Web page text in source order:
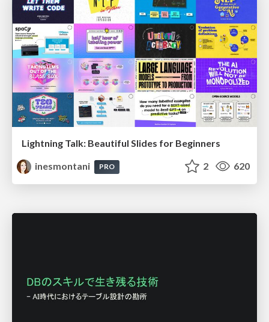
Lightning Talk: Beautiful Slides for Beginners
inesmontani
PRO 2 620